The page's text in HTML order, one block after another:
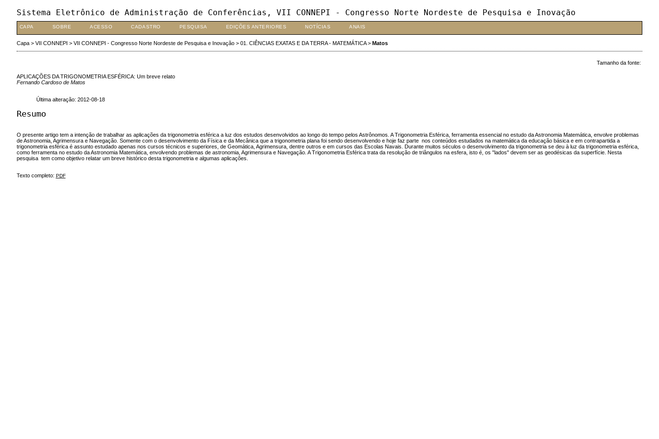
Sistema Eletrônico de Administração de Conferências, VII CONNEPI - Congresso Norte Nordeste de Pesquisa e Inovação
CAPA SOBRE ACESSO CADASTRO PESQUISA EDIÇÕES ANTERIORES NOTÍCIAS ANAIS
Capa> VII CONNEPI > VII CONNEPI - Congresso Norte Nordeste de Pesquisa e Inovação> 01. CIÊNCIAS EXATAS E DA TERRA - MATEMÁTICA> Matos
Tamanho da fonte:
APLICAÇÕES DA TRIGONOMETRIA ESFÉRICA: Um breve relato
Fernando Cardoso de Matos
Última alteração: 2012-08-18
Resumo
O presente artigo tem a intenção de trabalhar as aplicações da trigonometria esférica a luz dos estudos desenvolvidos ao longo do tempo pelos Astrônomos. A Trigonometria Esférica, ferramenta essencial no estudo da Astronomia Matemática, envolve problemas
de Astronomia, Agrimensura e Navegação. Somente com o desenvolvimento da Física e da Mecânica que a trigonometria plana foi sendo desenvolvendo e hoje faz parte nos conteúdos estudados na matemática da educação básica e em contrapartida a
trigonometria esférica é assunto estudado apenas nos cursos técnicos e superiores, de Geomática, Agrimensura, dentre outros e em cursos das Escolas Navais. Durante muitos séculos o desenvolvimento da trigonometria se deu à luz da trigonometria esférica,
como ferramenta no estudo da Astronomia Matemática, envolvendo problemas de astronomia, Agrimensura e Navegação. A Trigonometria Esférica trata da resolução de triângulos na esfera, isto é, os "lados" devem ser as geodésicas da superfície. Nesta
pesquisa tem como objetivo relatar um breve histórico desta trigonometria e algumas aplicações.
Texto completo: PDF